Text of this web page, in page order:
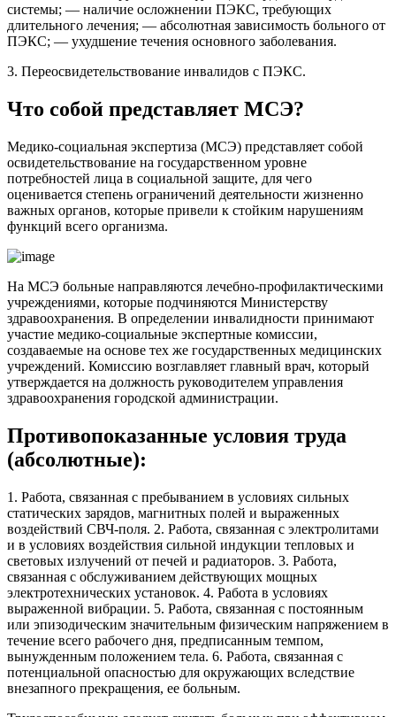
системы; — наличие осложнении ПЭКС, требующих
длительного лечения; — абсолютная зависимость больного от
ПЭКС; — ухудшение течения основного заболевания.
3. Переосвидетельствование инвалидов с ПЭКС.
Что собой представляет МСЭ?
Медико-социальная экспертиза (МСЭ) представляет собой
освидетельствование на государственном уровне
потребностей лица в социальной защите, для чего
оценивается степень ограничений деятельности жизненно
важных органов, которые привели к стойким нарушениям
функций всего организма.
На МСЭ больные направляются лечебно-профилактическими
учреждениями, которые подчиняются Министерству
здравоохранения. В определении инвалидности принимают
участие медико-социальные экспертные комиссии,
создаваемые на основе тех же государственных медицинских
учреждений. Комиссию возглавляет главный врач, который
утверждается на должность руководителем управления
здравоохранения городской администрации.
Противопоказанные условия труда
(абсолютные):
1. Работа, связанная с пребыванием в условиях сильных
статических зарядов, магнитных полей и выраженных
воздействий СВЧ-поля. 2. Работа, связанная с электролитами
и в условиях воздействия сильной индукции тепловых и
световых излучений от печей и радиаторов. 3. Работа,
связанная с обслуживанием действующих мощных
электротехнических установок. 4. Работа в условиях
выраженной вибрации. 5. Работа, связанная с постоянным
или эпизодическим значительным физическим напряжением в
течение всего рабочего дня, предписанным темпом,
вынужденным положением тела. 6. Работа, связанная с
потенциальной опасностью для окружающих вследствие
внезапного прекращения, ее больным.